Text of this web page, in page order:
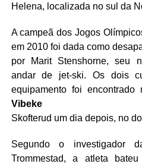
Helena, localizada no sul da
A campeã dos Jogos
em 2010 foi dada como
por Marit Stenshorne, seu
andar de jet-ski. Os dois
equipamento foi
Vibeke
Skofterud um dia depois, no
Segundo o investigador
Trommestad, a atleta